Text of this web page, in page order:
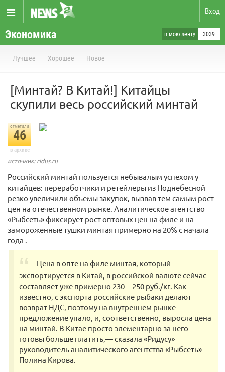
Вход
Экономика в мою ленту 3039
Лучшее Хорошее Новое
[Минтай? В Китай!] Китайцы
скупили весь российский минтай
отметили
46
в архиве
источник: ridus.ru
Российский минтай пользуется небывалым успехом у
китайцев: переработчики и ретейлеры из Поднебесной
резко увеличили объемы закупок, вызвав тем самым рост
цен на отечественном рынке. Аналитическое агентство
«Рыбсеть» фиксирует рост оптовых цен на филе и на
замороженные тушки минтая примерно на 20% с начала
года .
Цена в опте на филе минтая, который
экспортируется в Китай, в российской валюте сейчас
составляет уже примерно 230—250 руб./кг. Как
известно, с экспорта российские рыбаки делают
возврат НДС, поэтому на внутреннем рынке
предложение упало, и, соответственно, выросла цена
на минтай. В Китае просто элементарно за него
готовы больше платить,— сказала «Ридусу»
руководитель аналитического агентства «Рыбсеть»
Полина Кирова.